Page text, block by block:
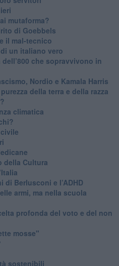
mutaforma?
di Goebbels
il mal-tecnico
un italiano vero
dell’800 che sopravvivono in
Nordio e Kamala Harris
della terra e della razza
climatica
della Cultura
Berlusconi e l’ADHD
armi, ma nella scuola
profonda del voto e del non
mosse"
sostenibili